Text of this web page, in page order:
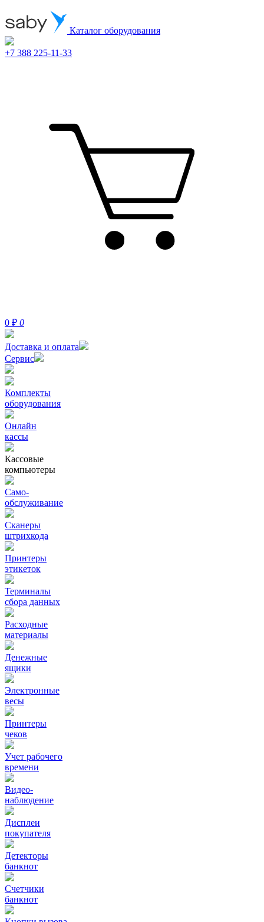
Каталог оборудования
+7 388 225-11-33
0 ₽ 0
Доставка и оплата
Сервис
Комплекты
оборудования
Онлайн
кассы
Кассовые
компьютеры
Само-
обслуживание
Сканеры
штрихкода
Принтеры
этикеток
Терминалы
сбора данных
Расходные
материалы
Денежные
ящики
Электронные
весы
Принтеры
чеков
Учет рабочего
времени
Видео‑
наблюдение
Дисплеи
покупателя
Детекторы
банкнот
Счетчики
банкнот